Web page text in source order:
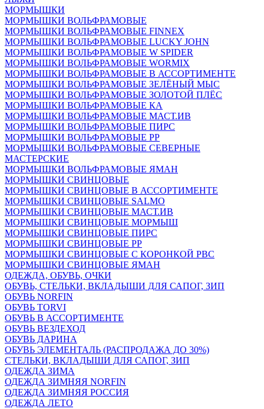
МОРМЫШКИ
МОРМЫШКИ ВОЛЬФРАМОВЫЕ
МОРМЫШКИ ВОЛЬФРАМОВЫЕ FINNEX
МОРМЫШКИ ВОЛЬФРАМОВЫЕ LUCKY JOHN
МОРМЫШКИ ВОЛЬФРАМОВЫЕ W SPIDER
МОРМЫШКИ ВОЛЬФРАМОВЫЕ WORMIX
МОРМЫШКИ ВОЛЬФРАМОВЫЕ В АССОРТИМЕНТЕ
МОРМЫШКИ ВОЛЬФРАМОВЫЕ ЗЕЛЁНЫЙ МЫС
МОРМЫШКИ ВОЛЬФРАМОВЫЕ ЗОЛОТОЙ ПЛЁС
МОРМЫШКИ ВОЛЬФРАМОВЫЕ КА
МОРМЫШКИ ВОЛЬФРАМОВЫЕ МАСТ.ИВ
МОРМЫШКИ ВОЛЬФРАМОВЫЕ ПИРС
МОРМЫШКИ ВОЛЬФРАМОВЫЕ РР
МОРМЫШКИ ВОЛЬФРАМОВЫЕ СЕВЕРНЫЕ
МАСТЕРСКИЕ
МОРМЫШКИ ВОЛЬФРАМОВЫЕ ЯМАН
МОРМЫШКИ СВИНЦОВЫЕ
МОРМЫШКИ СВИНЦОВЫЕ В АССОРТИМЕНТЕ
МОРМЫШКИ СВИНЦОВЫЕ SALMO
МОРМЫШКИ СВИНЦОВЫЕ МАСТ.ИВ
МОРМЫШКИ СВИНЦОВЫЕ МОРМЫШ
МОРМЫШКИ СВИНЦОВЫЕ ПИРС
МОРМЫШКИ СВИНЦОВЫЕ РР
МОРМЫШКИ СВИНЦОВЫЕ С КОРОНКОЙ РВС
МОРМЫШКИ СВИНЦОВЫЕ ЯМАН
ОДЕЖДА, ОБУВЬ, ОЧКИ
ОБУВЬ, СТЕЛЬКИ, ВКЛАДЫШИ ДЛЯ САПОГ, ЗИП
ОБУВЬ NORFIN
ОБУВЬ TORVI
ОБУВЬ В АССОРТИМЕНТЕ
ОБУВЬ ВЕЗДЕХОД
ОБУВЬ ДАРИНА
ОБУВЬ ЭЛЕМЕНТАЛЬ (РАСПРОДАЖА ДО 30%)
СТЕЛЬКИ, ВКЛАДЫШИ ДЛЯ САПОГ, ЗИП
ОДЕЖДА ЗИМА
ОДЕЖДА ЗИМНЯЯ NORFIN
ОДЕЖДА ЗИМНЯЯ РОССИЯ
ОДЕЖДА ЛЕТО